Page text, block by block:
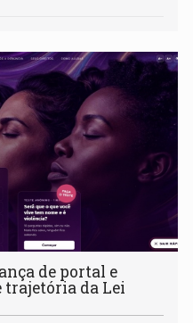
de portal e
trajetória da Lei